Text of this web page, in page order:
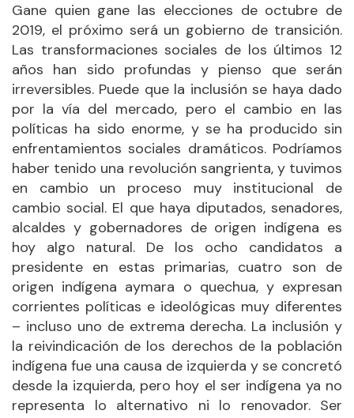
Gane quien gane las elecciones de octubre de
2019, el próximo será un gobierno de transición.
Las transformaciones sociales de los últimos 12
años han sido profundas y pienso que serán
irreversibles. Puede que la inclusión se haya dado
por la vía del mercado, pero el cambio en las
políticas ha sido enorme, y se ha producido sin
enfrentamientos sociales dramáticos. Podríamos
haber tenido una revolución sangrienta, y tuvimos
en cambio un proceso muy institucional de
cambio social. El que haya diputados, senadores,
alcaldes y gobernadores de origen indígena es
hoy algo natural. De los ocho candidatos a
presidente en estas primarias, cuatro son de
origen indígena aymara o quechua, y expresan
corrientes políticas e ideológicas muy diferentes
– incluso uno de extrema derecha. La inclusión y
la reivindicación de los derechos de la población
indígena fue una causa de izquierda y se concretó
desde la izquierda, pero hoy el ser indígena ya no
representa lo alternativo ni lo renovador. Ser